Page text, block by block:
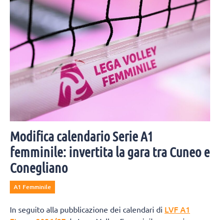
Modifica calendario Serie A1
femminile: invertita la gara tra Cuneo e
Conegliano
A1 Femminile
In seguito alla pubblicazione dei calendari di LVF A1